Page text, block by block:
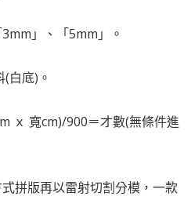
」、「5mm」。
(白底)。
ｘ 寬cm)/900＝才數(無條件進
拼版再以雷射切割分模，一款